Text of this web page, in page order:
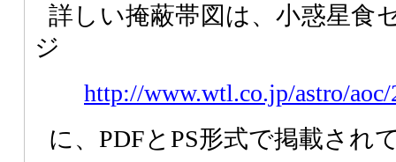
詳しい掩蔽帯図は、小惑星食
ジ
http://www.wtl.co.jp/astro/
に、PDFとPS形式で掲載され